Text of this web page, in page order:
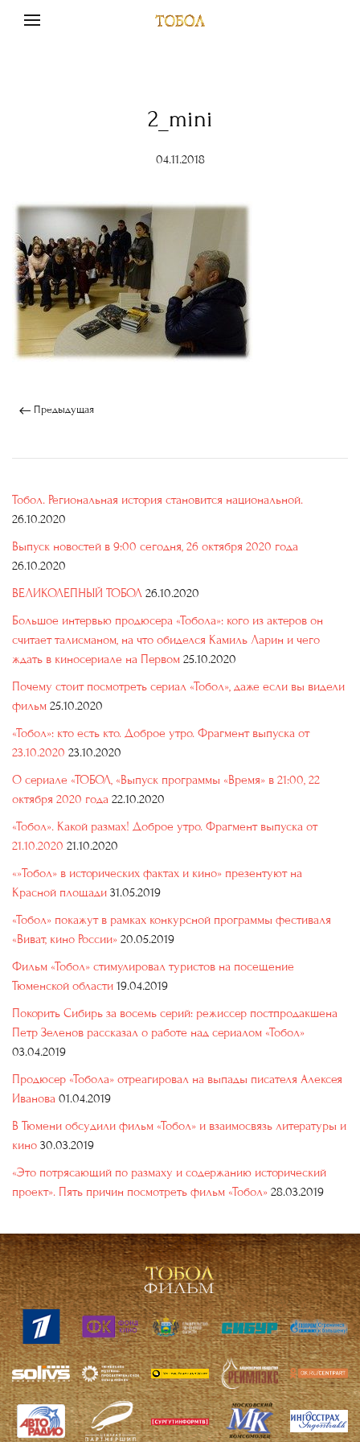
2_mini
04.11.2018
Предыдущая
Тобол. Региональная история становится национальной.
26.10.2020
Выпуск новостей в 9:00 сегодня, 26 октября 2020 года
26.10.2020
ВЕЛИКОЛЕПНЫЙ ТОБОЛ 26.10.2020
Большое интервью продюсера «Тобола»: кого из актеров он
считает талисманом, на что обиделся Камиль Ларин и чего
ждать в киносериале на Первом 25.10.2020
Почему стоит посмотреть сериал «Тобол», даже если вы видели
фильм 25.10.2020
«Тобол»: кто есть кто. Доброе утро. Фрагмент выпуска от
23.10.2020 23.10.2020
О сериале «ТОБОЛ, «Выпуск программы «Время» в 21:00, 22
октября 2020 года 22.10.2020
«Тобол». Какой размах! Доброе утро. Фрагмент выпуска от
21.10.2020 21.10.2020
«»Тобол» в исторических фактах и кино» презентуют на
Красной площади 31.05.2019
«Тобол» покажут в рамках конкурсной программы фестиваля
«Виват, кино России» 20.05.2019
Фильм «Тобол» стимулировал туристов на посещение
Тюменской области 19.04.2019
Покорить Сибирь за восемь серий: режиссер постпродакшена
Петр Зеленов рассказал о работе над сериалом «Тобол»
03.04.2019
Продюсер «Тобола» отреагировал на выпады писателя Алексея
Иванова 01.04.2019
В Тюмени обсудили фильм «Тобол» и взаимосвязь литературы и
кино 30.03.2019
«Это потрясающий по размаху и содержанию исторический
проект». Пять причин посмотреть фильм «Тобол» 28.03.2019